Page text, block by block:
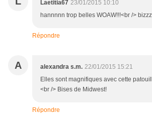
Laetitia67 23/01/2015 10:10
hannnnn trop belles WOAW!!!<br />
Répondre
A alexandra s.m. 22/01/2015 15:21
Elles sont magnifiques avec cette
<br /> Bises de Midwest!
Répondre